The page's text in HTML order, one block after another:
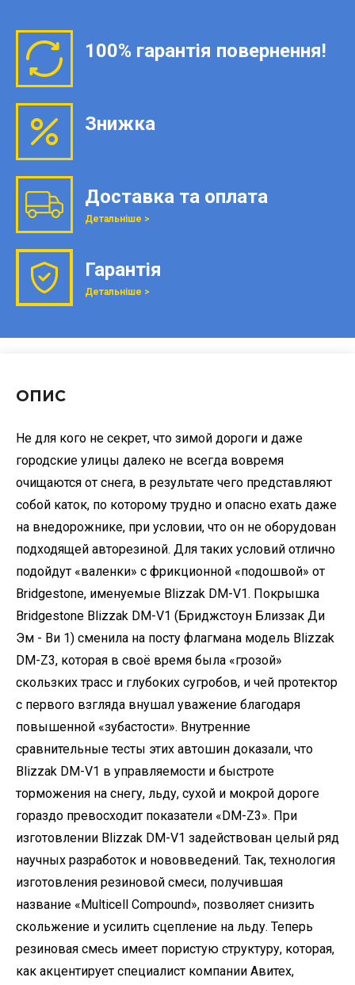
100% гарантія повернення!
Знижка
Доставка та оплата
Детальніше >
Гарантія
Детальніше >
ОПИС
Не для кого не секрет, что зимой дороги и даже
городские улицы далеко не всегда вовремя
очищаются от снега, в результате чего представляют
собой каток, по которому трудно и опасно ехать даже
на внедорожнике, при условии, что он не оборудован
подходящей авторезиной. Для таких условий отлично
подойдут «валенки» с фрикционной «подошвой» от
Bridgestone, именуемые Blizzak DM-V1. Покрышка
Bridgestone Blizzak DM-V1 (Бриджстоун Близзак Ди
Эм - Ви 1) сменила на посту флагмана модель Blizzak
DM-Z3, которая в своё время была «грозой»
скользких трасс и глубоких сугробов, и чей протектор
с первого взгляда внушал уважение благодаря
повышенной «зубастости». Внутренние
сравнительные тесты этих автошин доказали, что
Blizzak DM-V1 в управляемости и быстроте
торможения на снегу, льду, сухой и мокрой дороге
гораздо превосходит показатели «DM-Z3». При
изготовлении Blizzak DM-V1 задействован целый ряд
научных разработок и нововведений. Так, технология
изготовления резиновой смеси, получившая
название «Multicell Compound», позволяет снизить
скольжение и усилить сцепление на льду. Теперь
резиновая смесь имеет пористую структуру, которая,
как акцентирует специалист компании Авитех,